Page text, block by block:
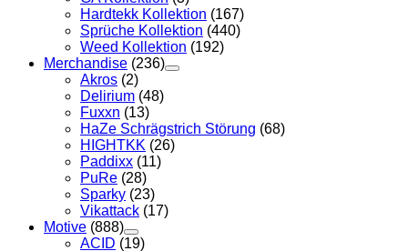
Hardtekk Kollektion (167)
Sprüche Kollektion (440)
Weed Kollektion (192)
Merchandise (236)
Akros (2)
Delirium (48)
Fuxxn (13)
HaZe Schrägstrich Störung (68)
HIGHTKK (26)
Paddixx (11)
PuRe (28)
Sparky (23)
Vikattack (17)
Motive (888)
ACID (19)